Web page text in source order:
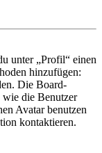
unter „Profil“ einen
hinzufügen:
Die Board-
die Benutzer
Avatar benutzen
kontaktieren.